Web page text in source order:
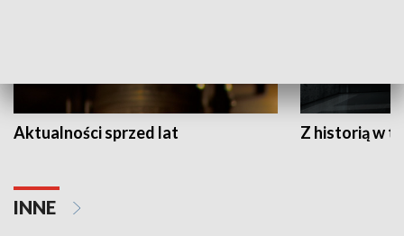
Aktualności sprzed lat Z historią w
INNE